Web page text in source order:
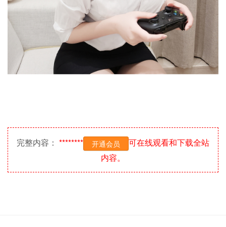
完整内容： ******** 开通会员
可在线观看和下载全站
内容。